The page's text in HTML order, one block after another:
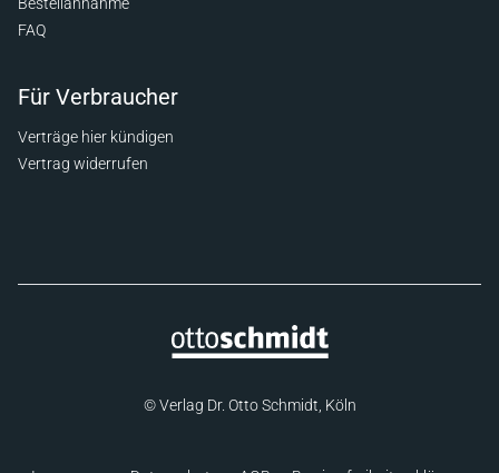
FAQ
Für Verbraucher
Verträge hier kündigen
Vertrag widerrufen
© Verlag Dr. Otto Schmidt, Köln